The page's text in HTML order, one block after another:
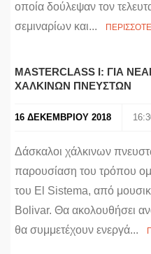
οποία δούλεψαν τον
σεμιναρίων και...
MASTERCLASS I: ΓΙΑ
ΧΑΛΚΙΝΩΝ ΠΝΕΥΣΤΩΝ
16 ΔΕΚΕΜΒΡΙΟΥ 2018
Δάσκαλοι χάλκινων
παρουσίαση του τρόπου
του El Sistema, από
Bolivar. Θα ακολουθήσει
θα συμμετέχουν ενεργά...